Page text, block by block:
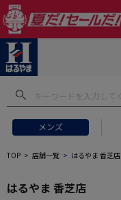
メンズ
TOP 店舗一覧 はるやま 香芝店
はるやま 香芝店